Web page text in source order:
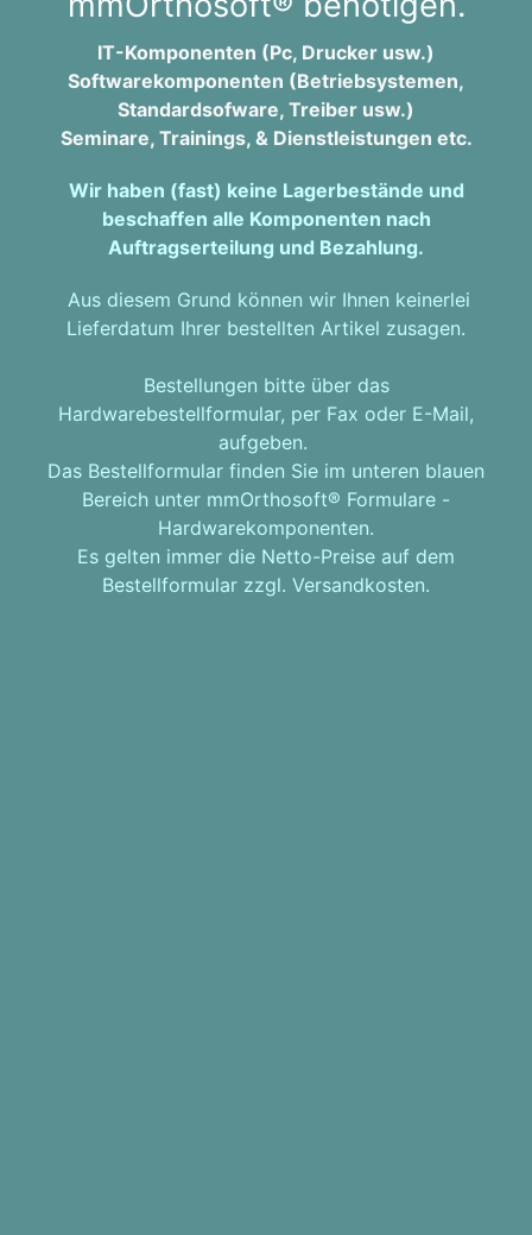
IT-Komponenten (Pc, Drucker usw.)
Softwarekomponenten (Betriebsystemen,
Standardsofware, Treiber usw.)
Seminare, Trainings, & Dienstleistungen etc.
Wir haben (fast) keine Lagerbestände und
beschaffen alle Komponenten nach
Auftragserteilung und Bezahlung.
Aus diesem Grund können wir Ihnen keinerlei
Lieferdatum Ihrer bestellten Artikel zusagen.
Bestellungen bitte über das
Hardwarebestellformular, per Fax oder E-Mail,
aufgeben.
Das Bestellformular finden Sie im unteren blauen
Bereich unter mmOrthosoft® Formulare -
Hardwarekomponenten.
Es gelten immer die Netto-Preise auf dem
Bestellformular zzgl. Versandkosten.